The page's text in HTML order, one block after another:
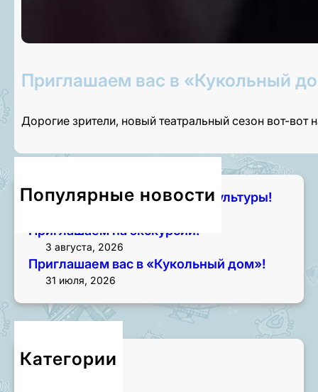
Приглашаем вас в «Кукольный
Дорогие зрители, новый театральный сезон вот-вот
Популярные новости
Чем занять лето? Начните с культуры!
Приглашаем на экскурсии!
3 августа, 2026
Приглашаем вас в «Кукольный дом»!
31 июля, 2026
Категории
Новости